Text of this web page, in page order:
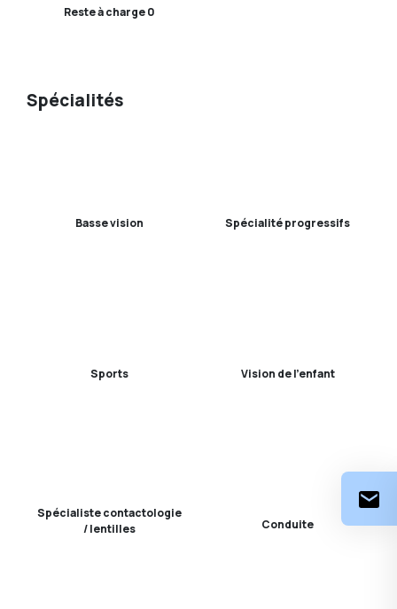
Reste à charge 0
Spécialités
Basse vision Spécialité progressifs
Sports Vision de l'enfant
Spécialiste contactologie
/ lentilles
Conduite